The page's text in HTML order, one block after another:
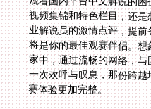
赛体验更加完整。